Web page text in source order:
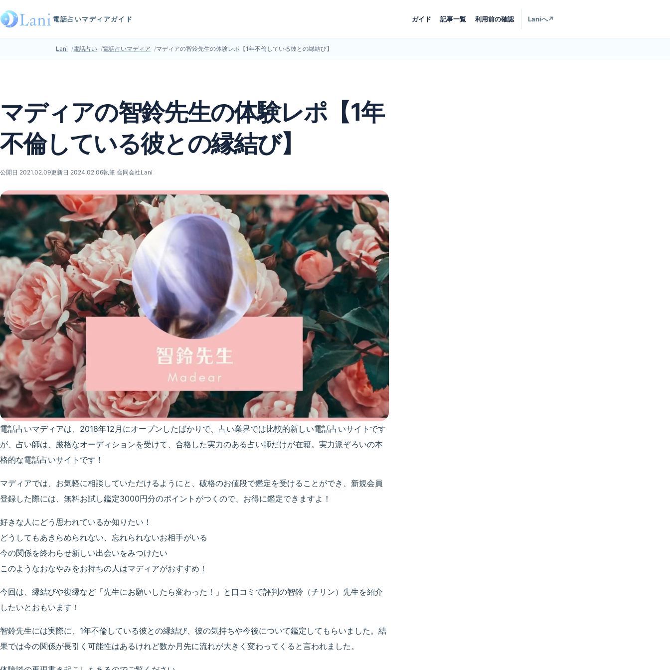
電話占いマディアガイド ガイド 記事一覧 利用前の確認 Laniへ↗
Lani 電話占い 電話占いマディア マディアの智鈴先生の体験レポ【1年不倫している彼との縁結び】
マディアの智鈴先生の体験レポ【1年
不倫している彼との縁結び】
公開日 2021.02.09更新日 2024.02.06執筆 合同会社Lani
電話占いマディアは、2018年12月にオープンしたばかりで、占い業界では比較的新しい電話占いサイトです
が、占い師は、厳格なオーディションを受けて、合格した実力のある占い師だけが在籍。実力派ぞろいの本
格的な電話占いサイトです！
マディアでは、お気軽に相談していただけるようにと、破格のお値段で鑑定を受けることができ、新規会員
登録した際には、無料お試し鑑定3000円分のポイントがつくので、お得に鑑定できますよ！
好きな人にどう思われているか知りたい！
どうしてもあきらめられない、忘れられないお相手がいる
今の関係を終わらせ新しい出会いをみつけたい
このようなおなやみをお持ちの人はマディアがおすすめ！
今回は、縁結びや復縁など「先生にお願いしたら変わった！」と口コミで評判の智鈴（チリン）先生を紹介
したいとおもいます！
智鈴先生には実際に、1年不倫している彼との縁結び、彼の気持ちや今後について鑑定してもらいました。結
果では今の関係が長引く可能性はあるけれど数か月先に流れが大きく変わってくると言われました。